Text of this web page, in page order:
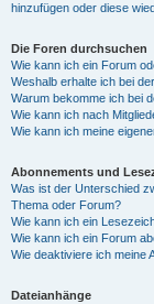
hinzufügen oder diese
Die Foren durchsuchen
Wie kann ich ein Forum
Weshalb erhalte ich bei
Warum bekomme ich bei
Wie kann ich nach
Wie kann ich meine
Abonnements und
Was ist der Unterschied
Thema oder Forum?
Wie kann ich ein
Wie kann ich ein Forum
Wie deaktiviere ich meine
Dateianhänge